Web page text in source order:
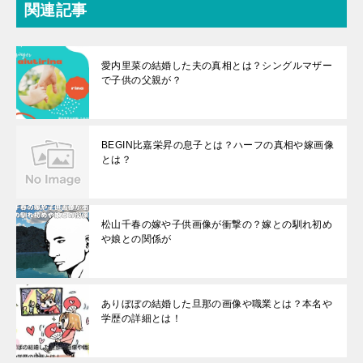
関連記事
愛内里菜の結婚した夫の真相とは？シングルマザー
で子供の父親が？
BEGIN比嘉栄昇の息子とは？ハーフの真相や嫁画像
とは？
松山千春の嫁や子供画像が衝撃の？嫁との馴れ初め
や娘との関係が
ありぼぼの結婚した旦那の画像や職業とは？本名や
学歴の詳細とは！